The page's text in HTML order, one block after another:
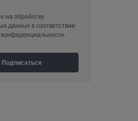
на обработку
данных в соответствии